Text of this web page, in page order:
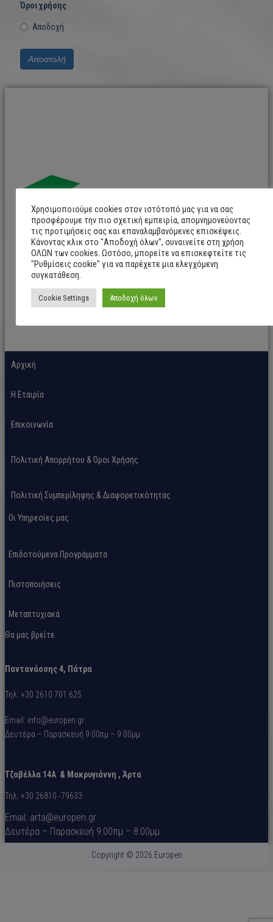
Όροι χρήσης
Αποδοχή
Αποστολή
Αρχική
H Εταιρία
Επικοινωνία
Πολιτική Απορρήτου & Όροι Χρήσης
Πολιτική Συμπερίληψης & Διαφορετικότητας
Οι Υπηρεσίες μας
Επιδοτούμενα Προγράμματα
Πιστοποιήσεις
Μεταπτυχιακά
Θα μας βρείτε
Παντανάσσης 4, Πάτρα
Τηλ: +30 2610 701 625
Email: info@europen.gr
Δευτέρα – Παρασκευή 9:00πμ – 9:00μμ
Τζαβέλλα 14A & Μακρυγιάννη , Άρτα
Τηλ: +30 26810 -79633
Email: arta@europen.gr
Δευτέρα – Παρασκευή 9:00πμ – 8:00μμ
Copyright © 2026 Europen
Χρησιμοποιούμε cookies στον ιστότοπό μας για να σας
προσφέρουμε την πιο σχετική εμπειρία, απομνημονεύοντας
τις προτιμήσεις σας και επαναλαμβανόμενες επισκέψεις.
Κάνοντας κλικ στο "Αποδοχή όλων", συναινείτε στη χρήση
ΟΛΩΝ των cookies. Ωστόσο, μπορείτε να επισκεφτείτε τις
"Ρυθμίσεις cookie" για να παρέχετε μια ελεγχόμενη
συγκατάθεση.
Cookie Settings Αποδοχή όλων